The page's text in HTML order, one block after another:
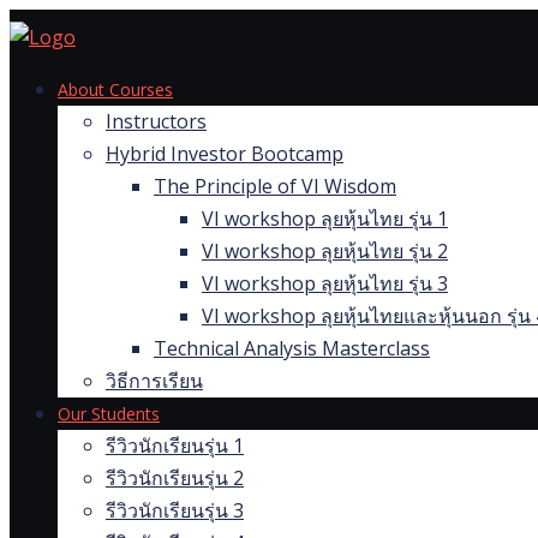
Skip
contentAbout Courses
Instructors
Hybrid Investor Bootcamp
The Principle of VI Wisdom
VI workshop ลุยหุ้นไทย รุ่น 1
VI workshop ลุยหุ้นไทย รุ่น 2
VI workshop ลุยหุ้นไทย รุ่น 3
VI workshop ลุยหุ้นไทยและหุ้นนอก รุ่น
Technical Analysis Masterclass
วิธีการเรียน
Our Students
รีวิวนักเรียนรุ่น 1
รีวิวนักเรียนรุ่น 2
รีวิวนักเรียนรุ่น 3